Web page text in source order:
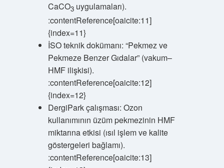
CaCO3uygulamaları).
:contentReference[oaicite:11]
{index=11}
İSO teknik dokümanı: “Pekmez ve
Pekmeze Benzer Gıdalar” (vakum–
HMF ilişkisi).
:contentReference[oaicite:12]
{index=12}
DergiPark çalışması: Ozon
kullanımının üzüm pekmezinin HMF
miktarına etkisi (ısıl işlem ve kalite
göstergeleri bağlamı).
:contentReference[oaicite:13]